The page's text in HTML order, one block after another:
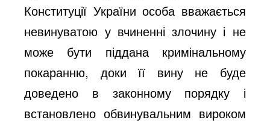
Конституції України особа вважається
невинуватою у вчиненні злочину і не
може бути піддана кримінальному
покаранню, доки її вину не буде
доведено в законному порядку і
встановлено обвинувальним вироком